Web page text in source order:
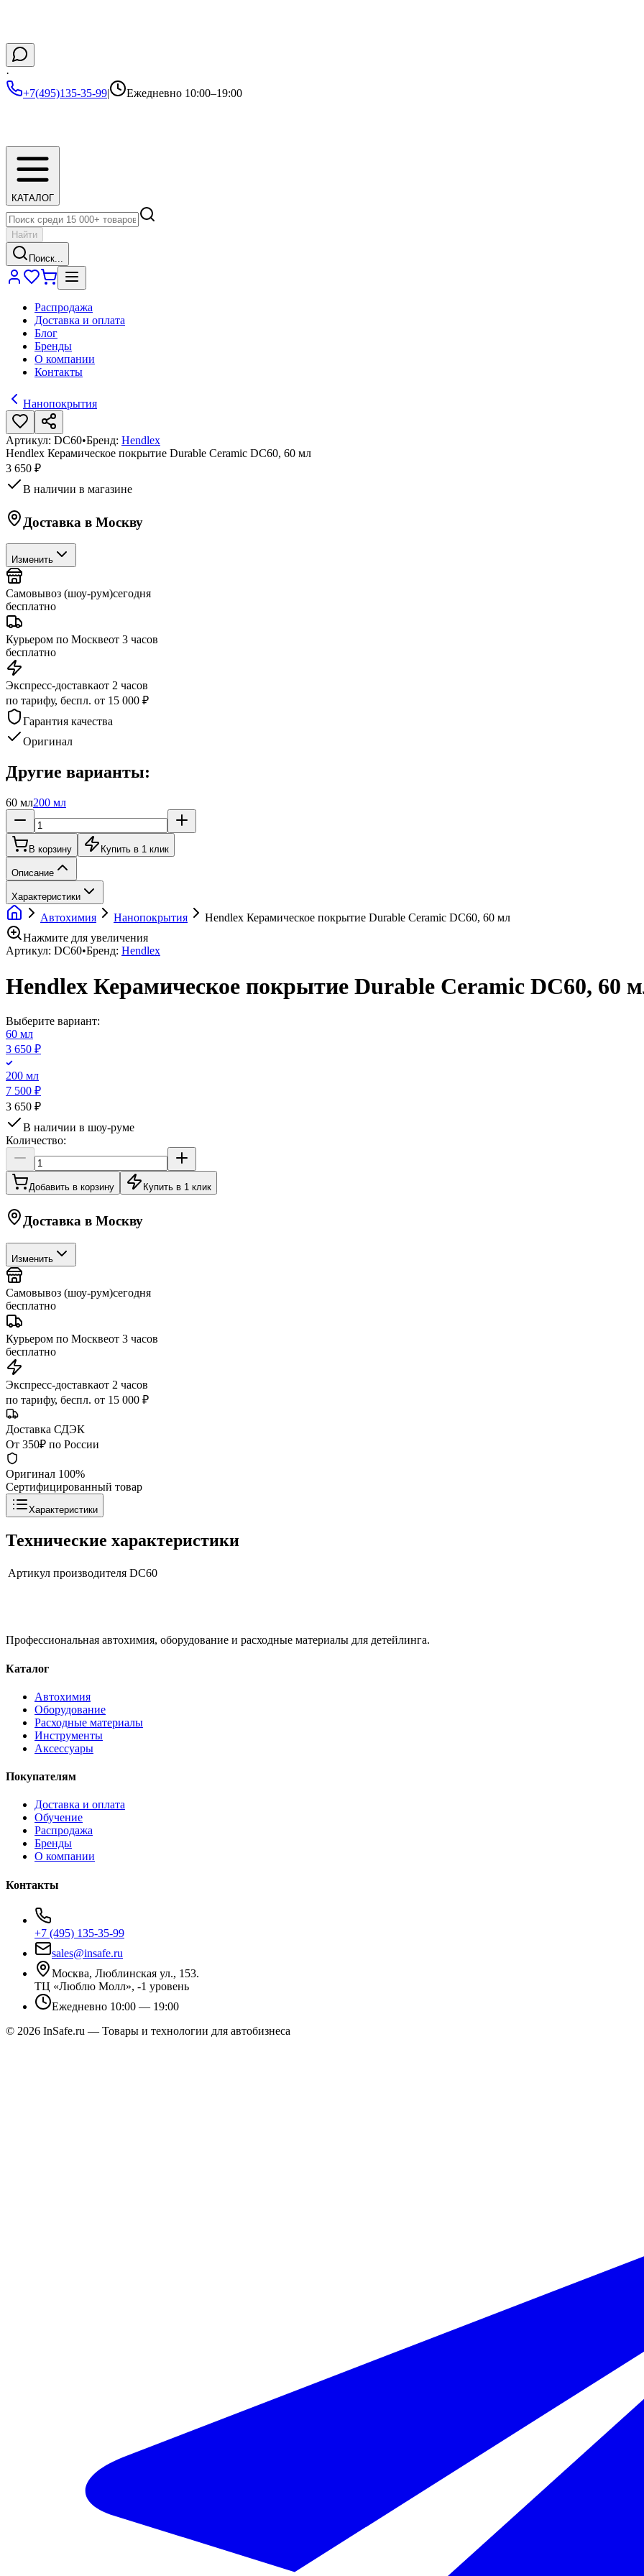
·
+7(495)135-35-99| Ежедневно 10:00–19:00
КАТАЛОГ
Найти
Поиск...
Распродажа
Доставка и оплата
Блог
Бренды
О компании
Контакты
Нанопокрытия
Артикул: DC60•Бренд: Hendlex
Hendlex Керамическое покрытие Durable Ceramic DC60, 60 мл
3 650 ₽
В наличии в магазине
Доставка в Москву
Изменить
Самовывоз (шоу-рум)сегодня
бесплатно
Курьером по Москвеот 3 часов
бесплатно
Экспресс-доставкаот 2 часов
по тарифу, беспл. от 15 000 ₽
Гарантия качества
Оригинал
Другие варианты:
60 мл200 мл
В корзину Купить в 1 клик
Описание
Характеристики
Автохимия Нанопокрытия
Hendlex Керамическое покрытие Durable Ceramic DC60, 60 мл
Нажмите для увеличения
Артикул: DC60•Бренд: Hendlex
Hendlex Керамическое покрытие Durable Ceramic DC60, 60
Выберите вариант:
60 мл
3 650 ₽
200 мл
7 500 ₽
3 650 ₽
В наличии в шоу-руме
Количество:
Добавить в корзину Купить в 1 клик
Доставка в Москву
Изменить
Самовывоз (шоу-рум)сегодня
бесплатно
Курьером по Москвеот 3 часов
бесплатно
Экспресс-доставкаот 2 часов
по тарифу, беспл. от 15 000 ₽
Доставка СДЭК
От 350₽ по России
Оригинал 100%
Сертифицированный товар
Характеристики
Технические характеристики
Артикул производителя DC60
Профессиональная автохимия, оборудование и расходные материалы для детейлинга.
Каталог
Автохимия
Оборудование
Расходные материалы
Инструменты
Аксессуары
Покупателям
Доставка и оплата
Обучение
Распродажа
Бренды
О компании
Контакты
+7 (495) 135-35-99
sales@insafe.ru
Москва, Люблинская ул., 153.
ТЦ «Люблю Молл», -1 уровень
Ежедневно 10:00 — 19:00
© 2026 InSafe.ru — Товары и технологии для автобизнеса